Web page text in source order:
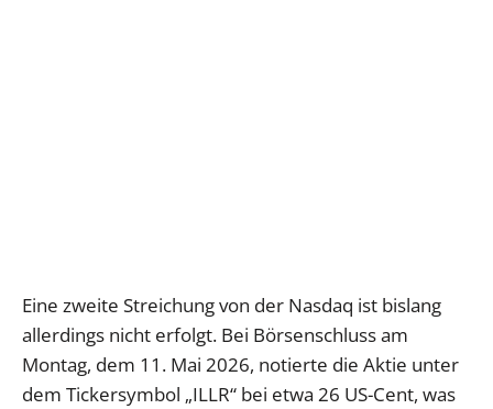
Eine zweite Streichung von der Nasdaq ist bislang
allerdings nicht erfolgt. Bei Börsenschluss am
Montag, dem 11. Mai 2026, notierte die Aktie unter
dem Tickersymbol „ILLR“ bei etwa 26 US-Cent, was